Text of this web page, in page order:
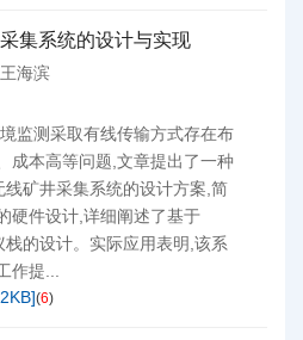
集系统的设计与实现
王海滨
监测采取有线传输方式存在布
成本高等问题,文章提出了一种
矿井采集系统的设计方案,简
硬件设计,详细阐述了基于
的设计。实际应用表明,该系
作提...
](6)